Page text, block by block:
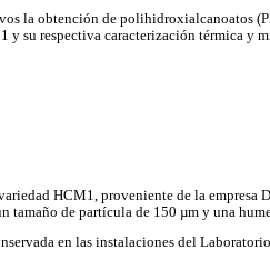
la obtención de polihidroxialcanoatos
y su respectiva caracterización térmica y
HCM1, proveniente de la empresa
tamaño de partícula de 150 µm y una
en las instalaciones del